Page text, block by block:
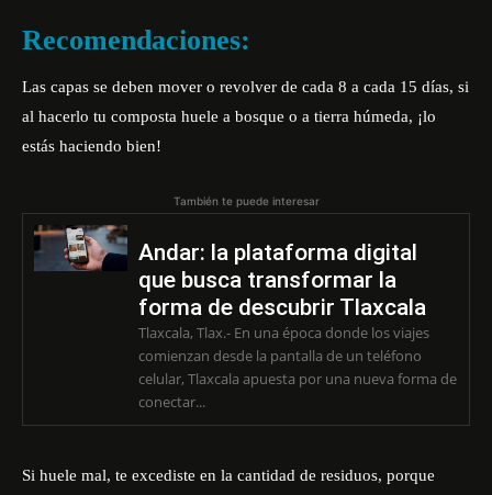
Recomendaciones:
Las capas se deben mover o revolver de cada 8 a cada 15 días, si
al hacerlo tu composta huele a bosque o a tierra húmeda, ¡lo
estás haciendo bien!
También te puede interesar
Andar: la plataforma digital
que busca transformar la
forma de descubrir Tlaxcala
Tlaxcala, Tlax.- En una época donde los viajes
comienzan desde la pantalla de un teléfono
celular, Tlaxcala apuesta por una nueva forma de
conectar...
Si huele mal, te excediste en la cantidad de residuos, porque